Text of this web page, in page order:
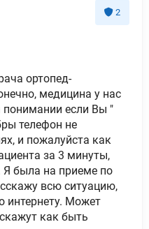
2
ортопед-
медицина у нас
если Вы "
телефон не
и пожалуйста как
за 3 минуты,
Я была на приеме по
всю ситуацию,
интернету. Может
как быть